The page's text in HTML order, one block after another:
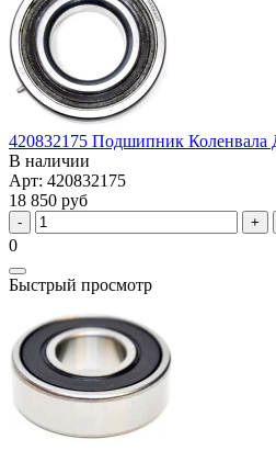
420832175 Подшипник Коленвала
В наличии
Арт: 420832175
18 850 руб
0
Быстрый просмотр